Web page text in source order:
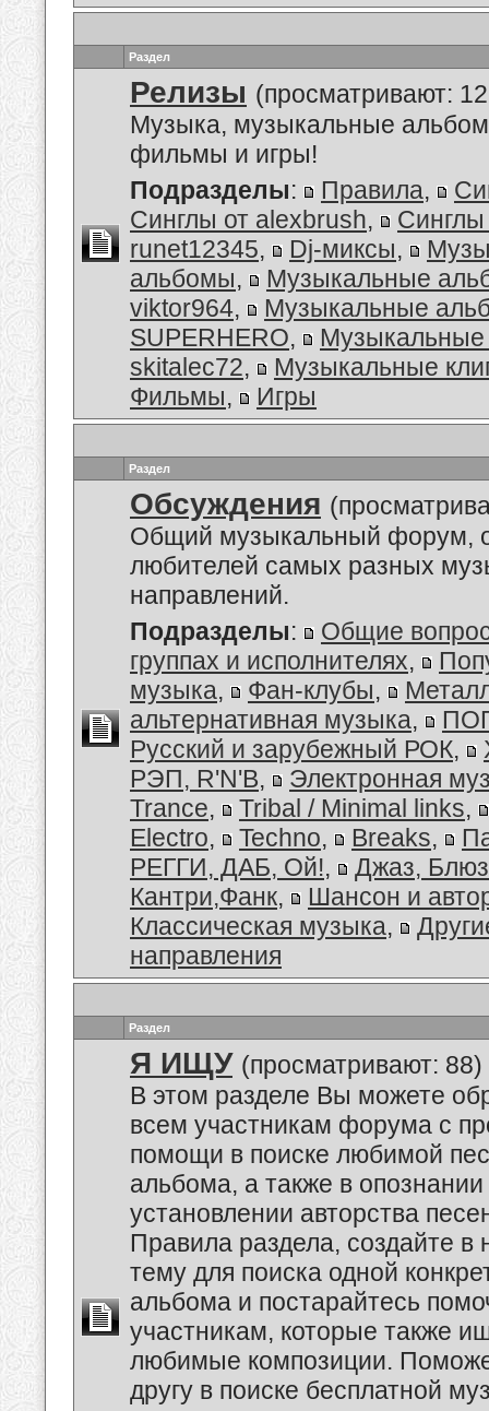
Раздел
Релизы (просматривают:
Музыка, музыкальные
фильмы и игры!
Подразделы: Правила,
Синглы от alexbrush,
Синглы
runet12345, Dj-миксы,
альбомы,
Музыкальные
viktor964,
Музыкальные
SUPERHERO,
skitalec72,
Музыкальные
Фильмы, Игры
Раздел
Обсуждения
Общий музыкальный форум,
любителей самых разных
направлений.
Подразделы:
Общие
группах и исполнителях,
музыка, Фан-клубы,
альтернативная музыка,
Русский и зарубежный РОК,
РЭП, R'N'B,
Электронная
Trance, Tribal / Minimal links,
Electro, Techno, Breaks,
РЕГГИ, ДАБ, Ой!,
Джаз,
Кантри,Фанк,
Шансон и
Классическая музыка,
направления
Раздел
Я ИЩУ (просматривают: 88)
В этом разделе Вы можете
всем участникам форума с
помощи в поиске любимой
альбома, а также в опознании
установлении авторства
Правила раздела, создайте в
тему для поиска одной
альбома и постарайтесь
участникам, которые также
любимые композиции.
другу в поиске бесплатной